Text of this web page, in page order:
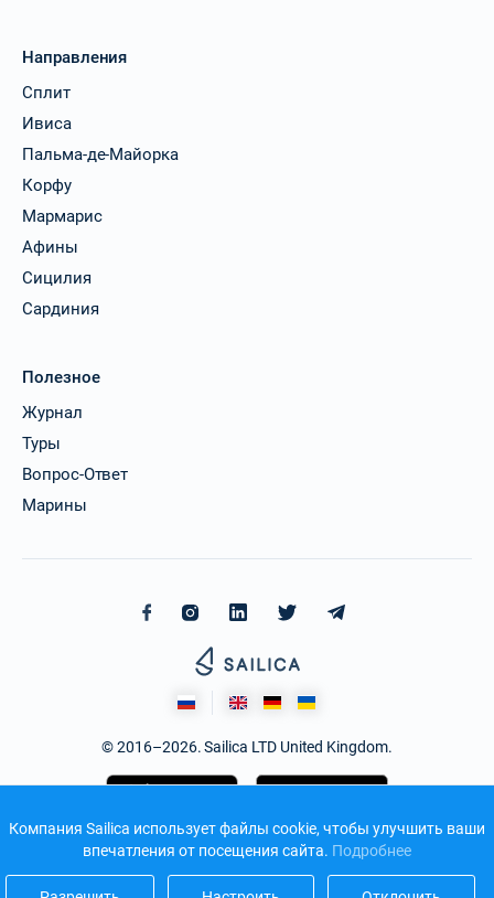
Компания Sailica использует файлы cookie, чтобы улучшить ваши
впечатления от посещения сайта. Подробнее
Направления
Сплит
Ивиса
Пальма-де-Майорка
Корфу
Мармарис
Афины
Сицилия
Сардиния
Полезное
Журнал
Туры
Вопрос-Ответ
Марины
© 2016–2026. Sailica LTD United Kingdom.